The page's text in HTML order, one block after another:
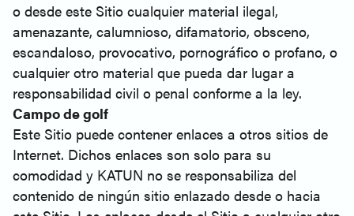
o desde este Sitio cualquier material ilegal,
amenazante, calumnioso, difamatorio, obsceno,
escandaloso, provocativo, pornográfico o profano, o
cualquier otro material que pueda dar lugar a
responsabilidad civil o penal conforme a la ley.
Campo de golf
Este Sitio puede contener enlaces a otros sitios de
Internet. Dichos enlaces son solo para su
comodidad y KATUN no se responsabiliza del
contenido de ningún sitio enlazado desde o hacia